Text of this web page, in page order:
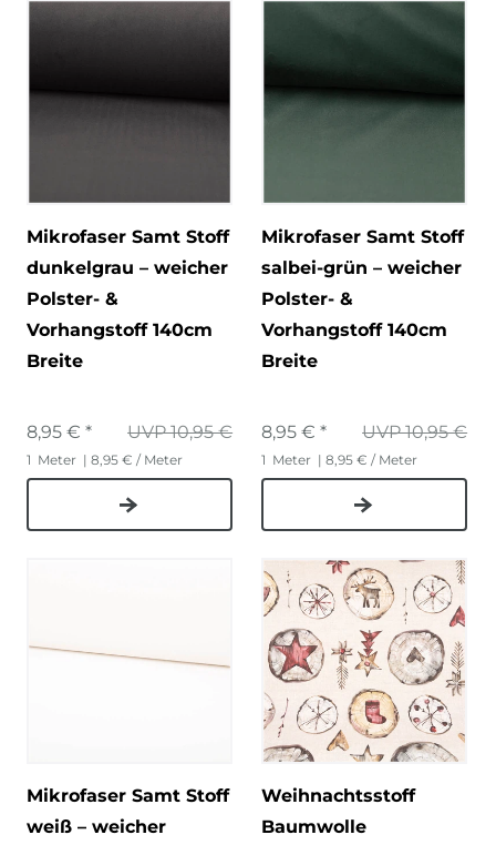
Mikrofaser Samt Stoff
dunkelgrau – weicher
Polster- &
Vorhangstoff 140cm
Breite
UVP 10,95 €
8,95 € *
1 Meter | 8,95 € / Meter
Mikrofaser Samt Stoff
salbei-grün – weicher
Polster- &
Vorhangstoff 140cm
Breite
UVP 10,95 €
8,95 € *
1 Meter | 8,95 € / Meter
Mikrofaser Samt Stoff
weiß – weicher
Weihnachtsstoff
Baumwolle